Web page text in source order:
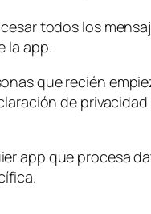
todos los
la app.
que recién
de
app que procesa